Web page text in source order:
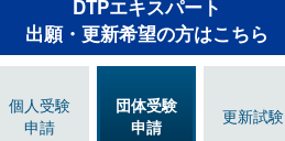
DTPエキスパート
出願・更新希望の方はこちら
個人受験
申請
団体受験
申請
更新試験